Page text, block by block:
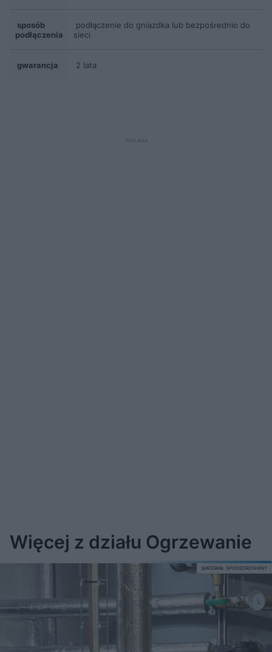
sposób
podłączenia
podłączenie do gniazdka lub bezpośrednio do
sieci
gwarancja 2 lata
Więcej z działu Ogrzewanie
MATERIAŁ SPONSOROWANY